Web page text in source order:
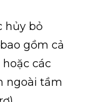
hủy bỏ
gồm cả
các
ngoài tầm